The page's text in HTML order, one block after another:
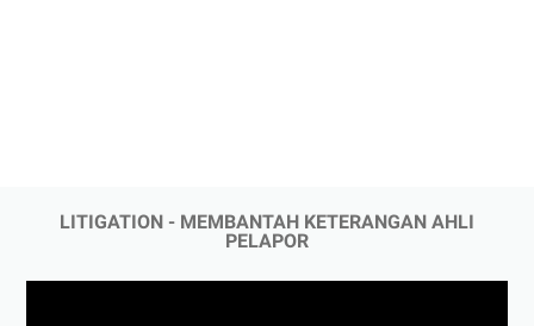
LITIGATION - MEMBANTAH KETERANGAN AHLI
PELAPOR